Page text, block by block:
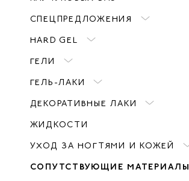
СПЕЦПРЕДЛОЖЕНИЯ
HARD GEL
ГЕЛИ
ГЕЛЬ-ЛАКИ
ДЕКОРАТИВНЫЕ ЛАКИ
ЖИДКОСТИ
УХОД ЗА НОГТЯМИ И КОЖЕЙ
СОПУТСТВУЮЩИЕ МАТЕРИАЛЫ